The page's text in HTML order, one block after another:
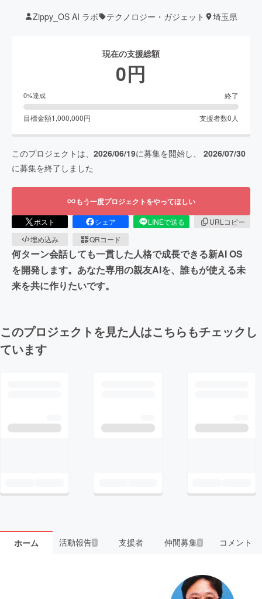
Zippy_OS AI ラボ テクノロジー・ガジェット 埼玉県
現在の支援総額
0円
0%達成 終了
目標金額1,000,000円 支援者数0 人
このプロジェクトは、 2026/06/19に募集を開始し、 2026/07/30
に募集を終了しました
もう一度プロジェクトをやってほしい
ポスト シェア LINEで送る
URLコピー
埋め込み
QRコード
何ターン会話しても一貫した人格で成長できる新AI OS
を開発します。あなた専用の親友AIを、誰もが使える未
来を共に作りたいです。
このプロジェクトを見た人はこちらもチェックし
ています
ホーム 活動報告1 支援者 仲間募集 1 コメント